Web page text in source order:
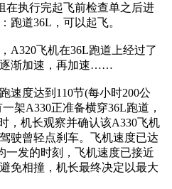
在执行完起飞前检查单之后进
跑道36L，可以起飞。
A320飞机在36L跑道上经过了
逐渐加速，再加速……
速度达到110节(每小时200公
架A330正准备横穿36L跑道，
，机长观察并确认该A330飞机
驶曾轻点刹车。飞机速度已达
一发的时刻，飞机速度已接近
免相撞，机长最终决定以最大